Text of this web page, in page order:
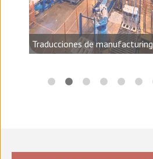
Traducciones de manufacturing